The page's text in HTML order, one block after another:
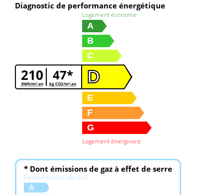
Diagnostic de performance énergétique
210
KWh/m².an
47*
kg CO2/m².an
Logement économe
A
B
C
D
E
F
G
Logement énergivore
* Dont émissions de gaz à effet de serre
Faible émission de GES
A